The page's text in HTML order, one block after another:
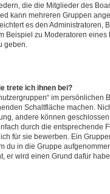
die die Mitglieder des
kann mehreren Gruppen
es den Administratoren,
Beispiel zu Moderatoren
geben.
trete ich ihnen bei?
im persönlichen
Schaltfläche machen.
andere können
durch die entsprechende
für sie bewerben. Ein
du in die Gruppe
er wird einen Grund dafür